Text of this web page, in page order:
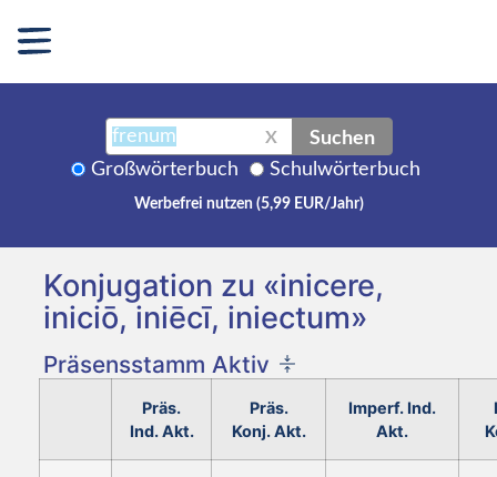
X Suchen
Großwörterbuch Schulwörterbuch
Werbefrei nutzen (5,99 EUR/Jahr)
Konjugation zu «inicere,
iniciō, iniēcī, iniectum»
Präsensstamm Aktiv
Präs.
Ind. Akt.
Präs.
Konj. Akt.
Imperf. Ind.
Akt.